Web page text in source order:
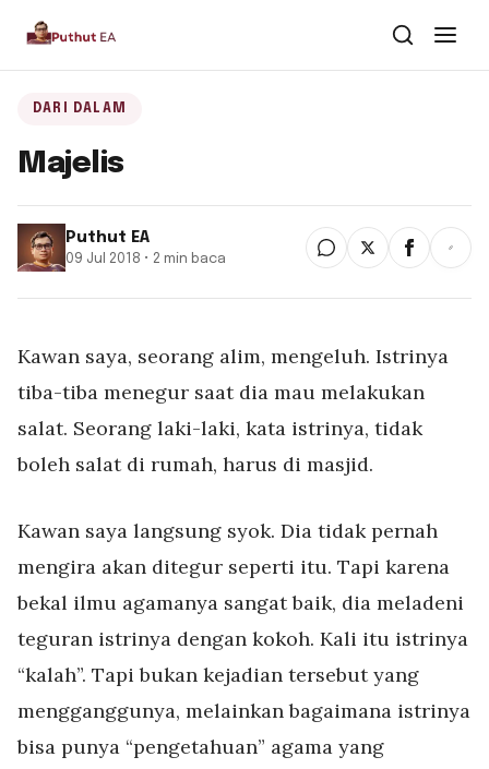
Dari Dalam
Dari Kawan
Buku
Tentang
Situsweb
DARI DALAM
Majelis
Puthut EA
09 Jul 2018 • 2 min baca
Kawan saya, seorang alim, mengeluh. Istrinya
tiba-tiba menegur saat dia mau melakukan
salat. Seorang laki-laki, kata istrinya, tidak
boleh salat di rumah, harus di masjid.
Kawan saya langsung syok. Dia tidak pernah
mengira akan ditegur seperti itu. Tapi karena
bekal ilmu agamanya sangat baik, dia meladeni
teguran istrinya dengan kokoh. Kali itu istrinya
“kalah”. Tapi bukan kejadian tersebut yang
mengganggunya, melainkan bagaimana istrinya
bisa punya “pengetahuan” agama yang